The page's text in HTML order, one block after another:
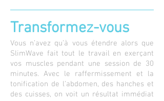
Transformez-vous
Vous n’avez qu’à vous étendre alors que
SlimWave fait tout le travail en exerçant
vos muscles pendant une session de 30
minutes. Avec le raffermissement et la
tonification de l’abdomen, des hanches et
des cuisses, on voit un résultat immédiat